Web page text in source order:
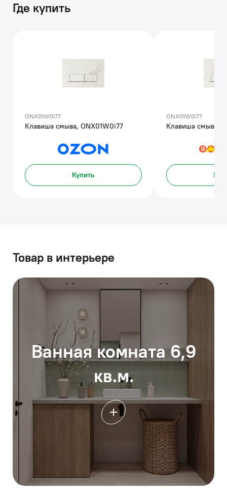
Где купить
ONX01W0i77
Клавиша смыва, ONX01W0i77
Купить
ONX01W0i77
Клавиша смыва,
Товар в интерьере
Ванная комната 6,9
кв.м.